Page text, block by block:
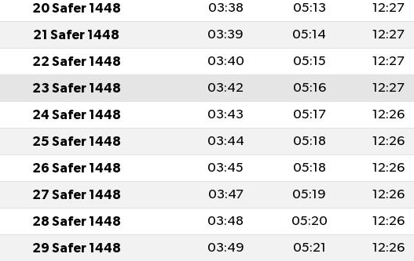
20 Safer 1448 03:38 05:13 12:27
21 Safer 1448 03:39 05:14 12:27
22 Safer 1448 03:40 05:15 12:27
23 Safer 1448 03:42 05:16 12:27
24 Safer 1448 03:43 05:17 12:26
25 Safer 1448 03:44 05:18 12:26
26 Safer 1448 03:45 05:18 12:26
27 Safer 1448 03:47 05:19 12:26
28 Safer 1448 03:48 05:20 12:26
29 Safer 1448 03:49 05:21 12:26